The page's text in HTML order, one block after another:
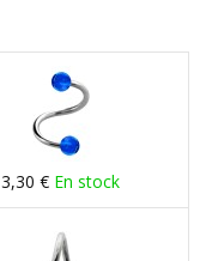
3,30 € En stock